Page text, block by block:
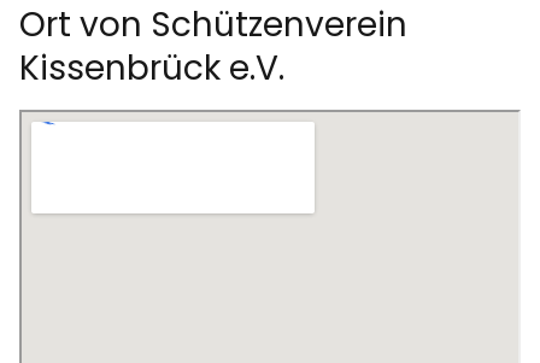
Ort von Schützenverein
Kissenbrück e.V.